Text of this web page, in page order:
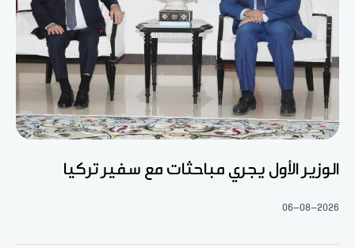
الوزير الأول يجري مباحثات مع سفير تركيا
06-08-2026